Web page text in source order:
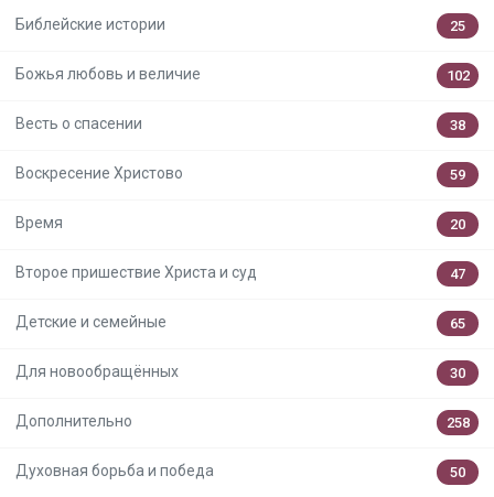
Библейские истории 25
Божья любовь и величие 102
Весть о спасении 38
Воскресение Христово 59
Время 20
Второе пришествие Христа и суд 47
Детские и семейные 65
Для новообращённых 30
Дополнительно 258
Духовная борьба и победа 50